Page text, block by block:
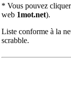
* Vous pouvez
web 1mot.net).
Liste conforme à la
scrabble.